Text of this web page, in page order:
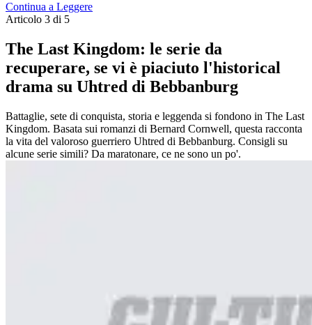
Continua a Leggere
Articolo 3 di 5
The Last Kingdom: le serie da
recuperare, se vi è piaciuto l'historical
drama su Uhtred di Bebbanburg
Battaglie, sete di conquista, storia e leggenda si fondono in The Last
Kingdom. Basata sui romanzi di Bernard Cornwell, questa racconta
la vita del valoroso guerriero Uhtred di Bebbanburg. Consigli su
alcune serie simili? Da maratonare, ce ne sono un po'.